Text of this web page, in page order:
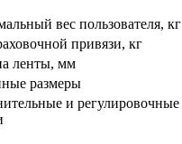
вес пользователя, кг
привязи, кг
ленты, мм
размеры
и регулировочные